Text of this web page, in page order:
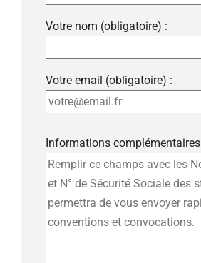
Votre nom (obligatoire) :
Votre email (obligatoire) :
Informations complémentaires